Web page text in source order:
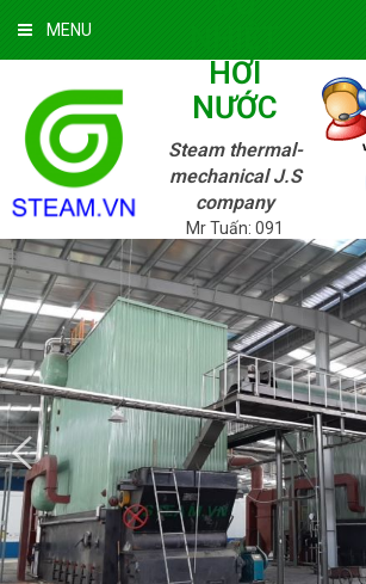
MENU
HƠI
NƯỚC
Steam thermal-
mechanical J.S
company
Mr Tuấn: 091
3322 147; Mr.
Tuyền: 039 720
9625
Thứ Hai
10/08/2026 »
5:27:11 AM